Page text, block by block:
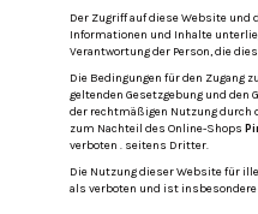
Der Zugriff auf diese Website und
Informationen und Inhalte
Verantwortung der Person, die
Die Bedingungen für den Zugang
geltenden Gesetzgebung und den
der rechtmäßigen Nutzung durch
zum Nachteil des Online-Shops
verboten . seitens Dritter.
Die Nutzung dieser Website für
als verboten und ist